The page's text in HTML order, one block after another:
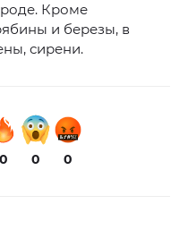
Кроме
и березы, в
сирени.
0 0 0